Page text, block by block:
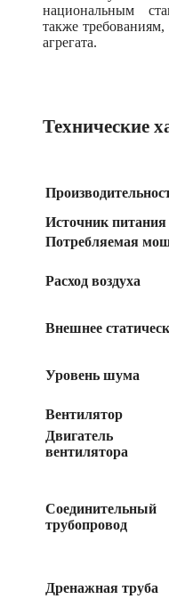
национальным
также
агрегата.
Технические
Источник питания
Потребляемая
Расход воздуха
Внешнее
Уровень шума
Вентилятор
Двигатель
вентилятора
Соединительный
трубопровод
Дренажная труба